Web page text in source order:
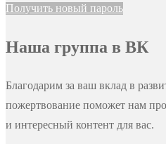
Получить новый пароль
Наша группа в ВК
Благодарим за ваш вклад в
пожертвование поможет нам
и интересный контент для вас.